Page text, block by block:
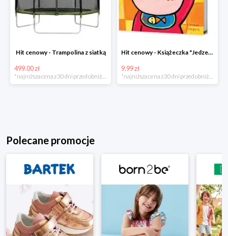
Hit cenowy - Trampolina z siatką
499.00 zł
Hit cenowy - Książeczka "Jedzenie"
9.99 zł
Polecane promocje